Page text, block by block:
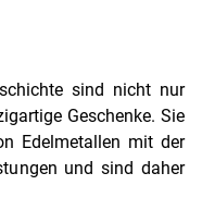
sind nicht nur
Geschenke. Sie
Edelmetallen mit der
und sind daher